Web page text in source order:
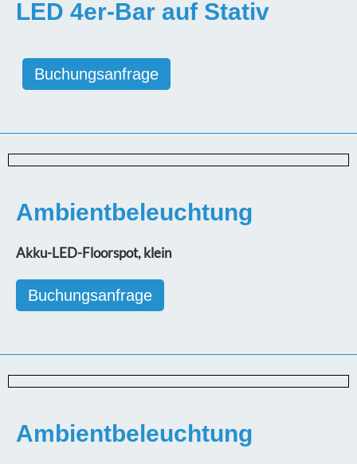
LED 4er-Bar auf Stativ
Buchungsanfrage
Ambientbeleuchtung
Akku-LED-Floorspot, klein
Buchungsanfrage
Ambientbeleuchtung